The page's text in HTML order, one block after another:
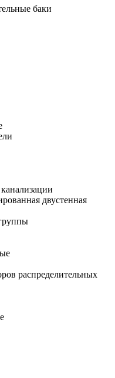
баки
двустенная
распределительных